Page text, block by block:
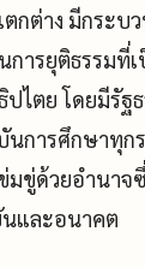
กต่าง มีกระ
ารยุติธรรมที่
ตย โดยมีรัฐ
การศึกษาทุก
ขู่ด้วยอำนาจ
และอนาคต